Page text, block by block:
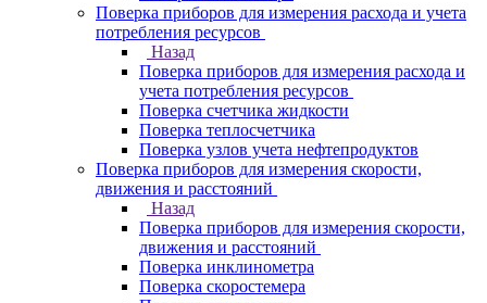
Поверка приборов для измерения расхода и учета
потребления ресурсов
Назад
Поверка приборов для измерения расхода и
учета потребления ресурсов
Поверка счетчика жидкости
Поверка теплосчетчика
Поверка узлов учета нефтепродуктов
Поверка приборов для измерения скорости,
движения и расстояний
Назад
Поверка приборов для измерения скорости,
движения и расстояний
Поверка инклинометра
Поверка скоростемера